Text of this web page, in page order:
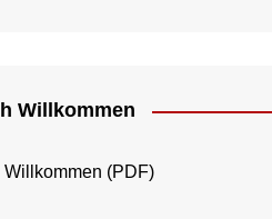
Willkommen
Willkommen (PDF)